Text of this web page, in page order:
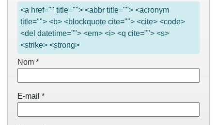
<a href="" title=""> <abbr title=""> <acronym
title=""> <b> <blockquote cite=""> <cite> <code>
<del datetime=""> <em> <i> <q cite=""> <s>
<strike> <strong>
Nom *
E-mail *